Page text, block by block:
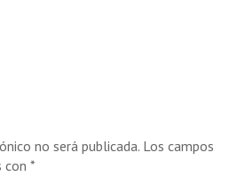
no será publicada. Los campos
con *